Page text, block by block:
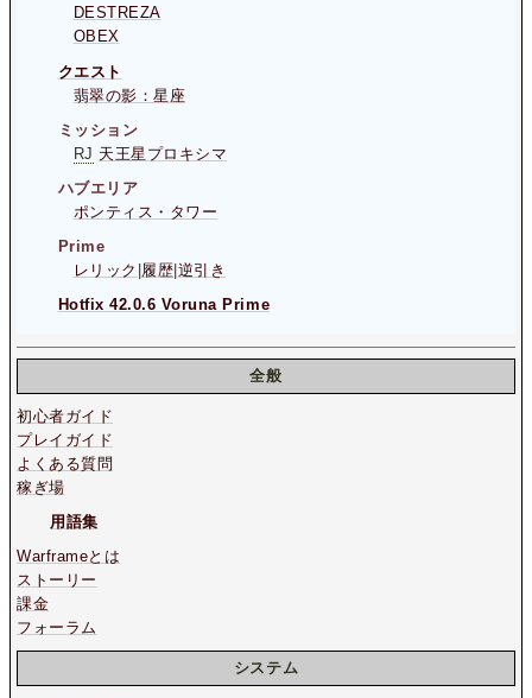
DESTREZA
OBEX
クエスト
翡翠の影：星座
ミッション
RJ 天王星プロキシマ
ハブエリア
ポンティス・タワー
Prime
レリック 履歴 逆引き
Hotfix 42.0.6 Voruna Prime
全般
初心者ガイド
プレイガイド
よくある質問
稼ぎ場
用語集
Warframeとは
ストーリー
課金
フォーラム
システム